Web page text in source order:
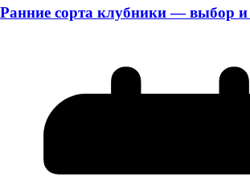
Ранние сорта клубники — выбор и